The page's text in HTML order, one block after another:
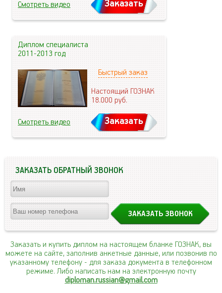
Смотреть видео Заказать
Диплом специалиста
2011-2013 год
Быстрый заказ
Настоящий ГОЗНАК
18.000руб.
Смотреть видео Заказать
ЗАКАЗАТЬ ОБРАТНЫЙ ЗВОНОК
Заказать и купить диплом на настоящем бланке ГОЗНАК, вы
можете на сайте, заполнив анкетные данные, или позвонив по
указанному телефону - для заказа документа в телефонном
режиме. Либо написать нам на электронную почту
diploman.russian@gmail.com